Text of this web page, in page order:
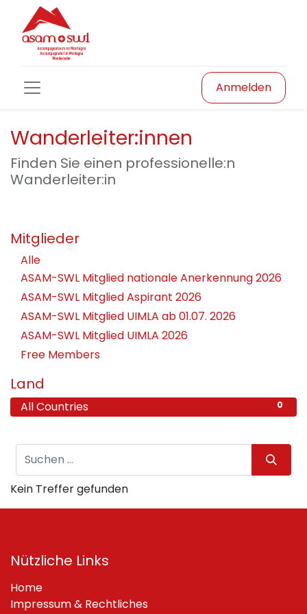
Anmelden
Wanderleiter:innen
Finden Sie einen professionelle:n
Wanderleiter:in
Mitglieder
Alle
ASAM-SWL Mitglied nationale Anerkennung 2026
ASAM-SWL Mitglied Aspirant 2026
ASAM-SWL Mitglied UIMLA ab 01.07. 2026
ASAM-SWL Mitglied UIMLA 2026
Free Members
Land
All Countries 0
Kein Treffer gefunden
Nützliche Links
Home
Impressum & Rechtliches